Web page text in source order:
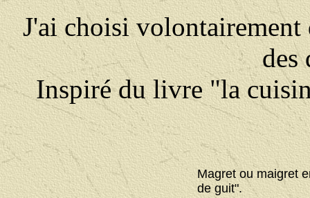
J'ai choisi volontairement
des
Inspiré du livre "la
Magret ou maigret
de guit".